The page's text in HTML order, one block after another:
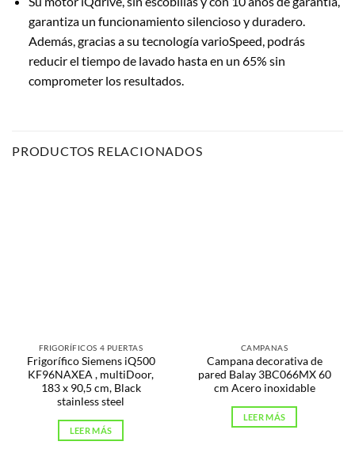
garantiza un funcionamiento silencioso y duradero.
Además, gracias a su tecnología varioSpeed, podrás
reducir el tiempo de lavado hasta en un 65% sin
comprometer los resultados.
PRODUCTOS RELACIONADOS
FRIGORÍFICOS 4 PUERTAS
Frigorífico Siemens iQ500
KF96NAXEA , multiDoor,
183 x 90,5 cm, Black
stainless steel
LEER MÁS
CAMPANAS
Campana decorativa de
pared Balay 3BC066MX 60
cm Acero inoxidable
LEER MÁS